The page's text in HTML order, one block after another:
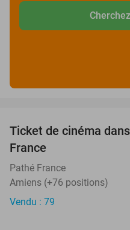
Ticket de cinéma
France
Pathé France
Amiens (+76 positions)
Vendu : 79